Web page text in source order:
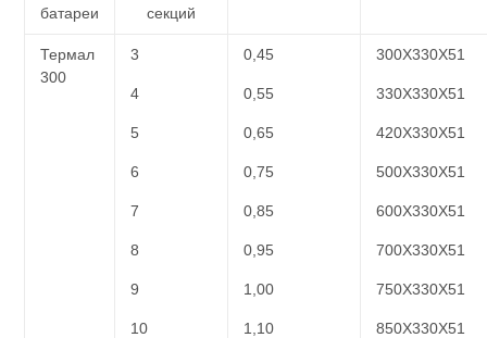
батареи
секций
Термал
300
3
4
5
6
7
8
9
10
0,45
0,55
0,65
0,75
0,85
0,95
1,00
1,10
300Х330Х51
330Х330Х51
420Х330Х51
500Х330Х51
600Х330Х51
700Х330Х51
750Х330Х51
850Х330Х51